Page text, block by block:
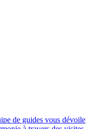
de guides vous dévoile